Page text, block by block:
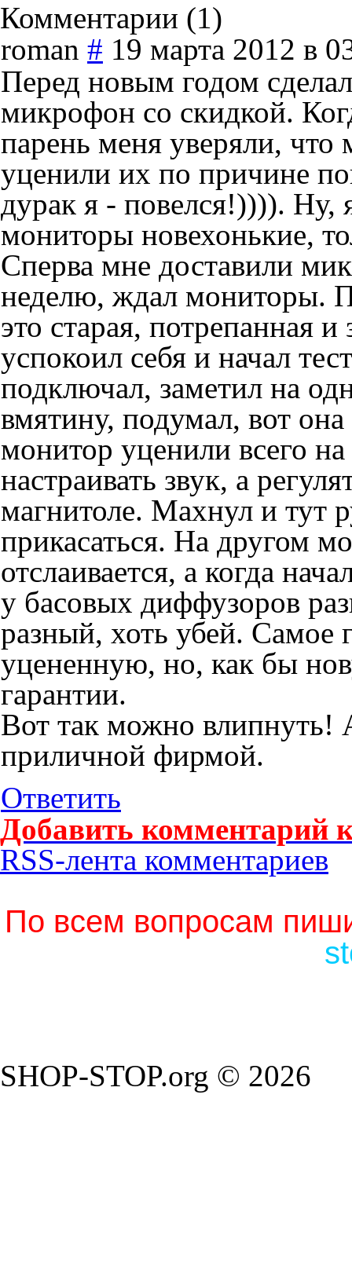
Комментарии (1)
roman # 19 марта 2012 в
Перед новым годом
микрофон со скидкой.
парень меня уверяли,
уценили их по причине
дурак я - повелся!)))). Ну,
мониторы новехонькие,
Сперва мне доставили
неделю, ждал мониторы.
это старая, потрепанная
успокоил себя и начал
подключал, заметил на
вмятину, подумал, вот
монитор уценили всего
настраивать звук, а
магнитоле. Махнул и тут
прикасаться. На другом
отслаивается, а когда
у басовых диффузоров
разный, хоть убей. Самое
уцененную, но, как бы
гарантии.
Вот так можно влипнуть!
приличной фирмой.
Ответить
Добавить комментарий
RSS-лента комментариев
По всем вопросам
SHOP-STOP.org © 2026